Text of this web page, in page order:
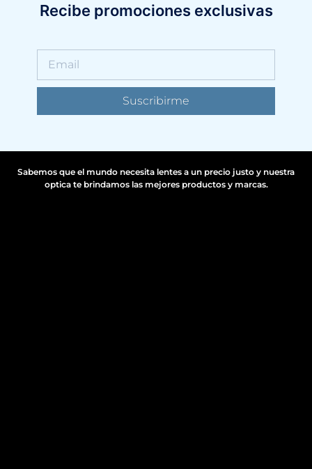
Recibe promociones exclusivas
Suscribirme
Sabemos que el mundo necesita lentes a un precio justo y nuestra
optica te brindamos las mejores productos y marcas.